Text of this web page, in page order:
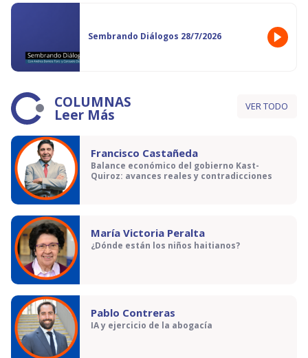
Sembrando Diálogos 28/7/2026
COLUMNAS
Leer Más VER TODO
Francisco Castañeda
Balance económico del gobierno Kast-
Quiroz: avances reales y contradicciones
María Victoria Peralta
¿Dónde están los niños haitianos?
Pablo Contreras
IA y ejercicio de la abogacía